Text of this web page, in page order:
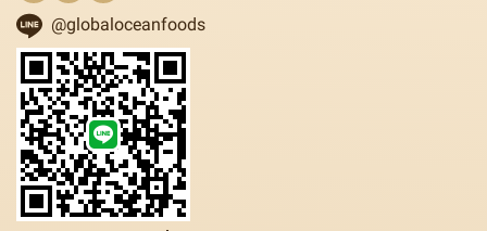
@globaloceanfoods